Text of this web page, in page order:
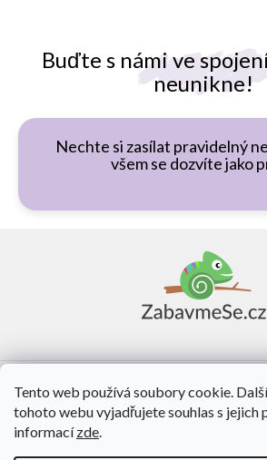
Tento web používá soubory cookie.
tohoto webu vyjadřujete souhlas s jejich
informacízde.
Buďte s námi ve
neunikne!
Nechte si zasílat pravidelný
všem se dozvíte jako
O nás